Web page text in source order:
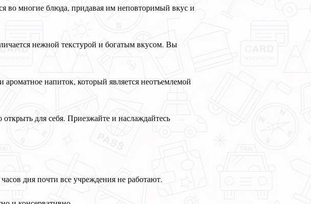
во многие блюда, придавая им неповторимый вкус и
нежной текстурой и богатым вкусом. Вы
напиток, который является неотъемлемой
для себя. Приезжайте и наслаждайтесь
дня почти все учреждения не работают.